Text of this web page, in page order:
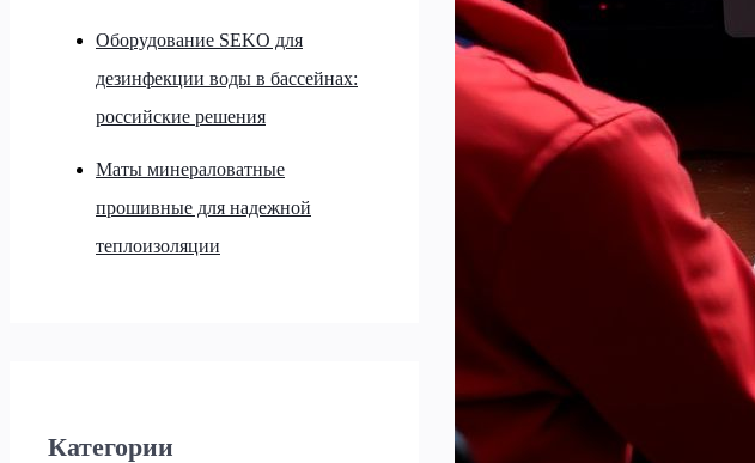
Оборудование SEKO для
дезинфекции воды в бассейнах:
российские решения
Маты минераловатные
прошивные для надежной
теплоизоляции
Категории